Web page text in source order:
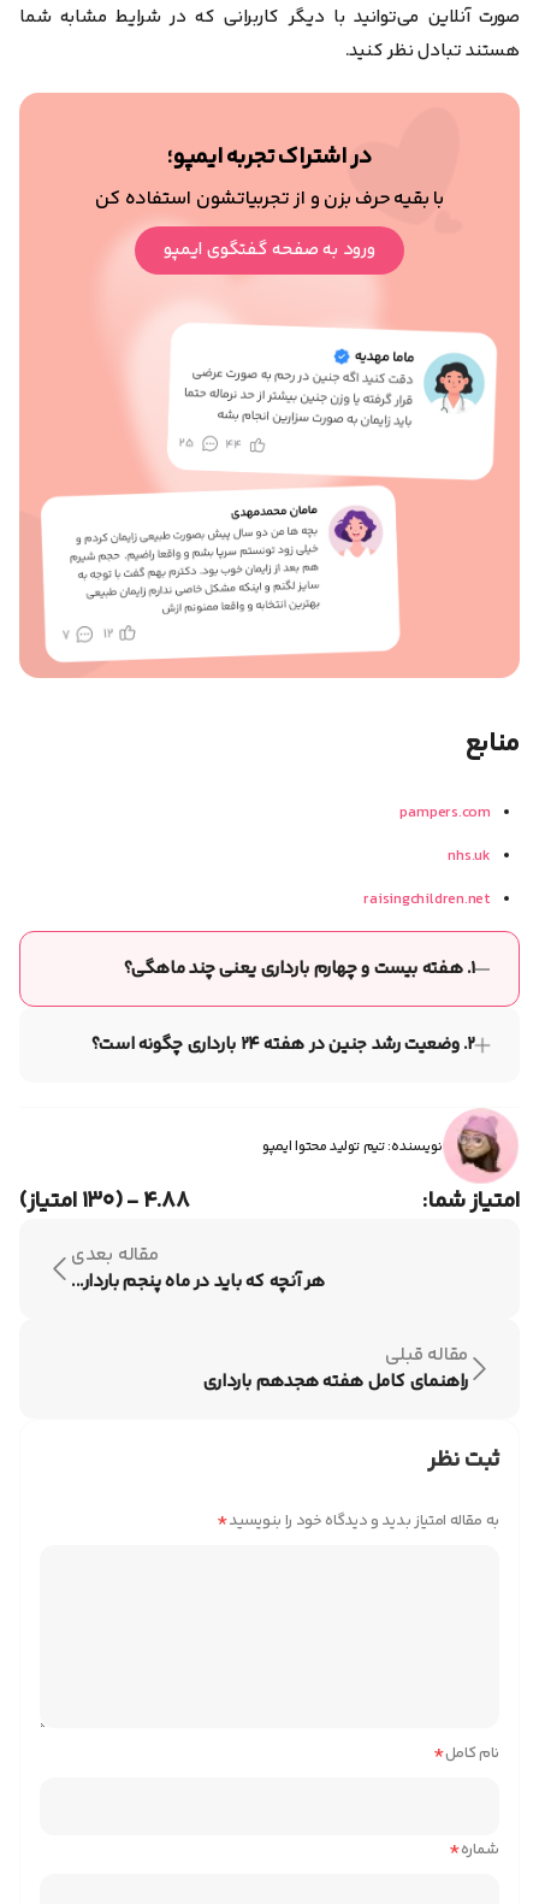
صورت آنلاین می‌توانید با دیگر کاربرانی که در شرایط مشابه شما
هستند تبادل نظر کنید.
در اشتراک تجربه ایمپو؛
با بقیه حرف بزن و از تجربیاتشون استفاده کن
ورود به صفحه گفتگوی ایمپو
منابع
pampers.com
nhs.uk
raisingchildren.net
۱. هفته بیست و چهارم بارداری یعنی چند ماهگی؟
هفته بیست و چهارم بارداری، ماه ششم حاملگی را شامل می‌شود.
۲. وضعیت رشد جنین در هفته ۲۴ بارداری چگونه است؟
۶۷۰ گرم وزن دارد و به اندازه یک خوشه انگور است.
نویسنده: تیم تولید محتوا ایمپو
امتیاز شما: ۴.۸۸ - (۱۳۰ امتیاز)
مقاله قبلی
راهنمای کامل هفته هجدهم بارداری
مقاله بعدی
هر آنچه که باید در ماه پنجم باردار...
ثبت نظر
به مقاله امتیاز بدید و دیدگاه خود را بنویسید*
نام کامل*
شماره*